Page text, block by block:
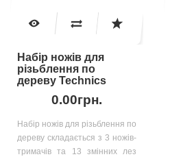
Набір ножів для
різьблення по
дереву Technics
0.00грн.
Набір ножів для різьблення по
дереву складається з 3 ножів-
тримачів та 13 змінних лез